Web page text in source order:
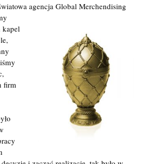
agencja Global Merchendising
firm